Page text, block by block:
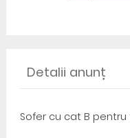
Detalii anunț
Sofer cu cat B